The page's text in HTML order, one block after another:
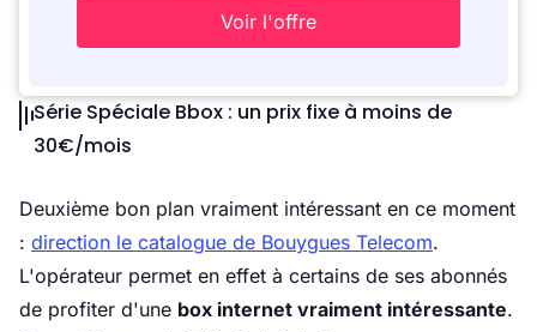
Voir l'offre
Série Spéciale Bbox : un prix fixe à moins de
30€/mois
Deuxième bon plan vraiment intéressant en ce moment
: direction le catalogue de Bouygues Telecom.
L'opérateur permet en effet à certains de ses abonnés
de profiter d'une box internet vraiment intéressante.